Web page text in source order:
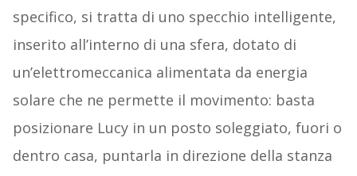
specifico, si tratta di uno specchio intelligente,
inserito all’interno di una sfera, dotato di
un’elettromeccanica alimentata da energia
solare che ne permette il movimento: basta
posizionare Lucy in un posto soleggiato, fuori o
dentro casa, puntarla in direzione della stanza